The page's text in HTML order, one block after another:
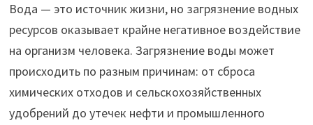
Вода — это источник жизни, но загрязнение водных
ресурсов оказывает крайне негативное воздействие
на организм человека. Загрязнение воды может
происходить по разным причинам: от сброса
химических отходов и сельскохозяйственных
удобрений до утечек нефти и промышленного